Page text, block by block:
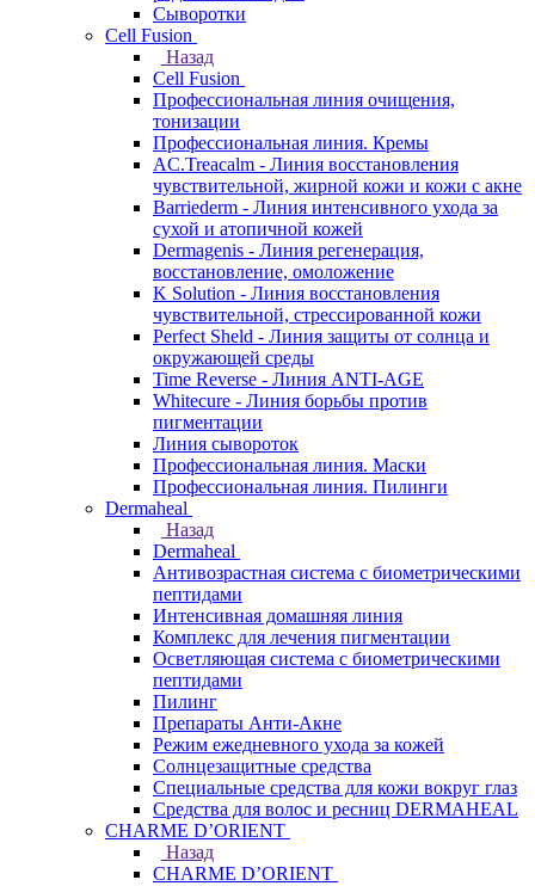
Сыворотки
Cell Fusion
Назад
Cell Fusion
Профессиональная линия очищения,
тонизации
Профессиональная линия. Кремы
AC.Treacalm - Линия восстановления
чувствительной, жирной кожи и кожи с акне
Barriederm - Линия интенсивного ухода за
сухой и атопичной кожей
Dermagenis - Линия регенерация,
восстановление, омоложение
K Solution - Линия восстановления
чувствительной, стрессированной кожи
Perfect Sheld - Линия защиты от солнца и
окружающей среды
Time Reverse - Линия ANTI-AGE
Whitecure - Линия борьбы против
пигментации
Линия сывороток
Профессиональная линия. Маски
Профессиональная линия. Пилинги
Dermaheal
Назад
Dermaheal
Антивозрастная система с биометрическими
пептидами
Интенсивная домашняя линия
Комплекс для лечения пигментации
Осветляющая система с биометрическими
пептидами
Пилинг
Препараты Анти-Акне
Режим ежедневного ухода за кожей
Солнцезащитные средства
Специальные средства для кожи вокруг глаз
Средства для волос и ресниц DERMAHEAL
CHARME D’ORIENT
Назад
CHARME D’ORIENT